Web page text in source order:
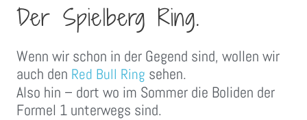
Der Spielberg Ring.
Wenn wir schon in der Gegend sind, wollen wir
auch den Red Bull Ring sehen.
Also hin – dort wo im Sommer die Boliden der
Formel 1 unterwegs sind.